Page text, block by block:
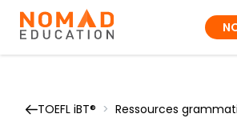
TOEFL iBT® > Ressources